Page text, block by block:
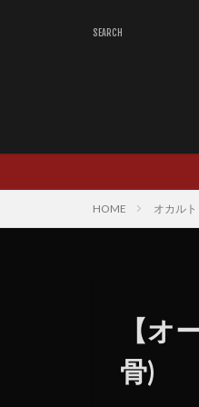
HOME オカルト
【オ
骨)